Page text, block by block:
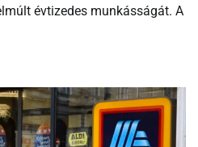
évtizedes munkásságát. A